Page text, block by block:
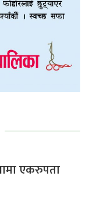
एकरुपता